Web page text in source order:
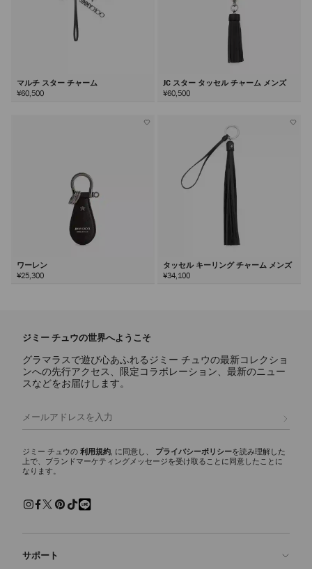
マルチ スター チャーム
¥60,500
JC スター タッセル チャーム メンズ
¥60,500
ワーレン
¥25,300
タッセル キーリング チャーム メンズ
¥34,100
ジミー チュウの世界へようこそ
グラマラスで遊び心あふれるジミー チュウの最新コレクショ
ンへの先行アクセス、限定コラボレーション、最新のニュー
スなどをお届けします。
ジミー チュウの 利用規約, に同意し、 プライバシーポリシーを読み理解した
上で、ブランドマーケティングメッセージを受け取ることに同意したことに
なります。
サポート